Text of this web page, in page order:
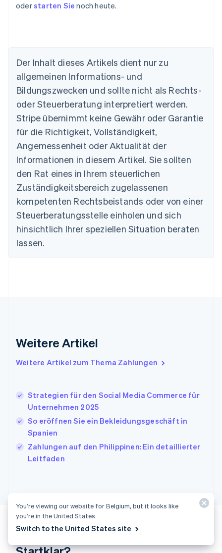
oderstarten Sie noch heute.
Der Inhalt dieses Artikels dient nur zu
allgemeinen Informations- und
Bildungszwecken und sollte nicht als Rechts-
oder Steuerberatung interpretiert werden.
Stripe übernimmt keine Gewähr oder Garantie
für die Richtigkeit, Vollständigkeit,
Angemessenheit oder Aktualität der
Informationen in diesem Artikel. Sie sollten
den Rat eines in Ihrem steuerlichen
Zuständigkeitsbereich zugelassenen
kompetenten Rechtsbeistands oder von einer
Steuerberatungsstelle einholen und sich
hinsichtlich Ihrer speziellen Situation beraten
lassen.
Weitere Artikel
Weitere Artikel zum Thema Zahlungen
Strategien für den Social Media Commerce für
Unternehmen 2025
So eröffnen Sie ein Bekleidungsgeschäft in
Spanien
Zahlungen auf den Philippinen: Ein detaillierter
Leitfaden
Australien
English
Belgien
Brasilien
PortuguêsEnglish
Bulgarien
English
Dänemark
English
DeutschEnglish
Estland
English
Festlandchina
简体中文English
Finnland
Frankreich
FrançaisEnglish
English
Italien
Italiano English
EnglishFrançais
Kroatien
EnglishItaliano
Lettland
English
Liechtenstein
Deutsch English
Malaysia
English简体中文
Malta
You’re viewing our website for Belgium, but it looks like
you’re in the United States.
Switch to the United States site